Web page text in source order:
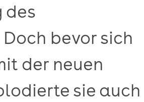
des
bevor sich
der neuen
sie auch